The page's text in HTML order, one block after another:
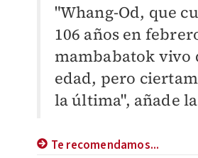
"Whang-Od, que
106 años en
mambabatok vivo
edad, pero
la última", añade
Te recomendamos...